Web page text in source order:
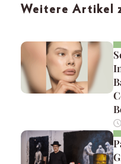
Weitere Artikel